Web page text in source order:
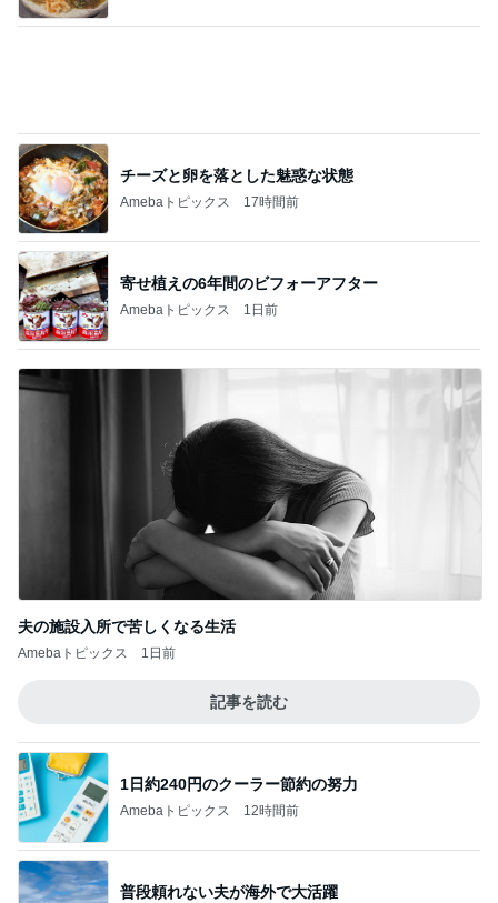
寄せ植えの6年間のビフォーアフター
Amebaトピックス 1日前
夫の施設入所で苦しくなる生活
1日前
記事を読む
Amebaトピックス 12時間前
普段頼れない夫が海外で大活躍
Amebaトピックス 1日前
病院から退院をお願いされた父